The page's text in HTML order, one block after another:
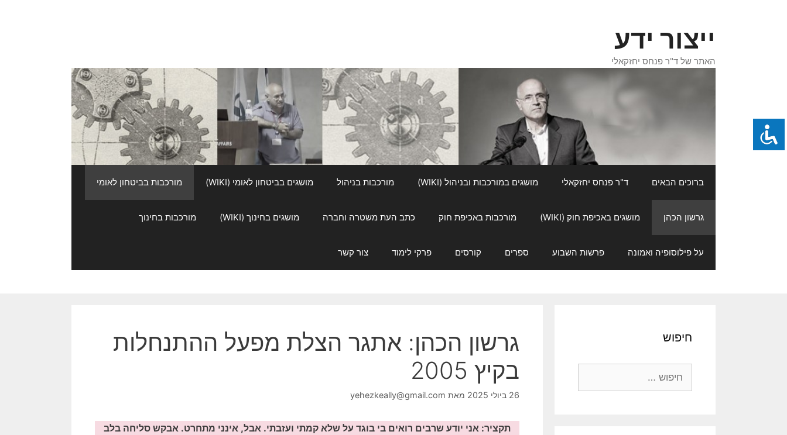
ייצור ידע
האתר של ד"ר פנחס יחזקאלי
ברוכים הבאים ד"ר פנחס יחזקאלי מושגים במורכבות ובניהול (WIKI) מורכבות בניהול מושגים בביטחון לאומי (WIKI) מורכבות בביטחון לאומי
גרשון הכהן מושגים באכיפת חוק (WIKI) מורכבות באכיפת חוק כתב העת משטרה וחברה מושגים בחינוך (WIKI) מורכבות בחינוך
על פילוסופיה ואמונה פרשות השבוע ספרים קורסים פרקי לימוד צור קשר
גרשון הכהן: אתגר הצלת מפעל ההתנחלות
בקיץ 2005
26 ביולי 2025 מאת yehezkeally@gmail.com
תקציר: אני יודע שרבים רואים בי בוגד על שלא קמתי ועזבתי. אבל, אינני מתחרט. אבקש סליחה בלב
חיפוש